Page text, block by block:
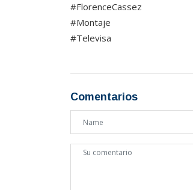
#FlorenceCassez
#Montaje
#Televisa
Comentarios